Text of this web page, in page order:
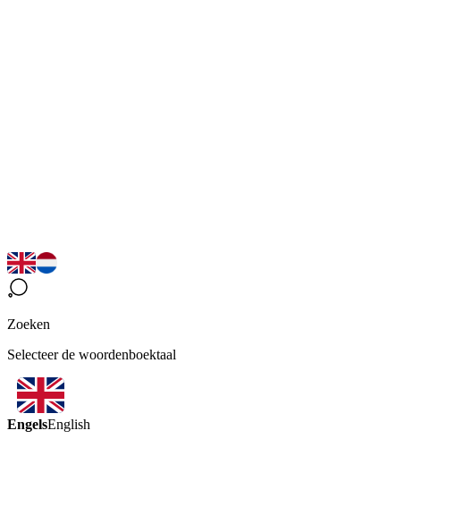
Zoeken
Selecteer de woordenboektaal
EngelsEnglish